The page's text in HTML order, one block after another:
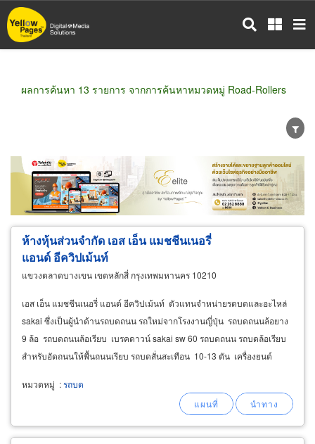
ข้าม
ไป
ผลการค้นหา 13 รายการ จากการค้นหาหมวดหมู่ Road-Rollers
ขายส่ง ขายปลีก ผู้ผลิต
ตัวแทนจัดจำหน่าย
ผู้ส่งออก/นำเข้า
ธุรกิจบริการ
ห้างหุ้นส่วนจำกัด เอส เอ็น แมชชีนเนอรี่
แอนด์ อีควิปเม้นท์
แขวงตลาดบางเขน เขตหลักสี่ กรุงเทพมหานคร 10210
เอส เอ็น แมชชีนเนอรี่ แอนด์ อีควิปเม้นท์ ตัวแทนจำหน่ายรดบดและอะไหล่
sakai ซึ่งเป็นผู้นำด้านรถบดถนน รถใหม่จากโรงงานญี่ปุ่น รถบดถนนล้อยาง
9 ล้อ รถบดถนนล้อเรียบ เบรคดาวน์ sakai sw 60 รถบดถนน รถบดล้อเรียบ
สำหรับอัดถนนให้พื้นถนนเรียบ รถบดสั่นสะเทือน 10-13 ตัน เครื่องยนต์
หมวดหมู่ :รถบด